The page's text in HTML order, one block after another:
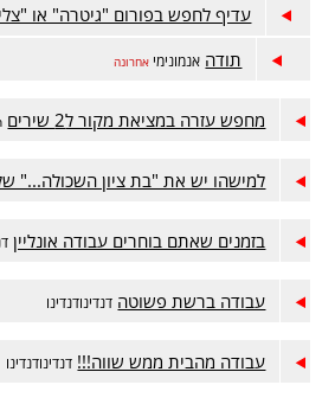
עדיף לחפש בפורום "גיטרה" או
תודה אנמונימי אחרונה
מחפש עזרה במציאת מקור ל2 שירים
למישהו יש את "בת ציון השכולה..."
בזמנים שאתם בוחרים עבודה אונליין
עבודה ברשת פשוטה דנדינודנדינו
עבודה מהבית ממש שווה!!! דנדינודנדינו